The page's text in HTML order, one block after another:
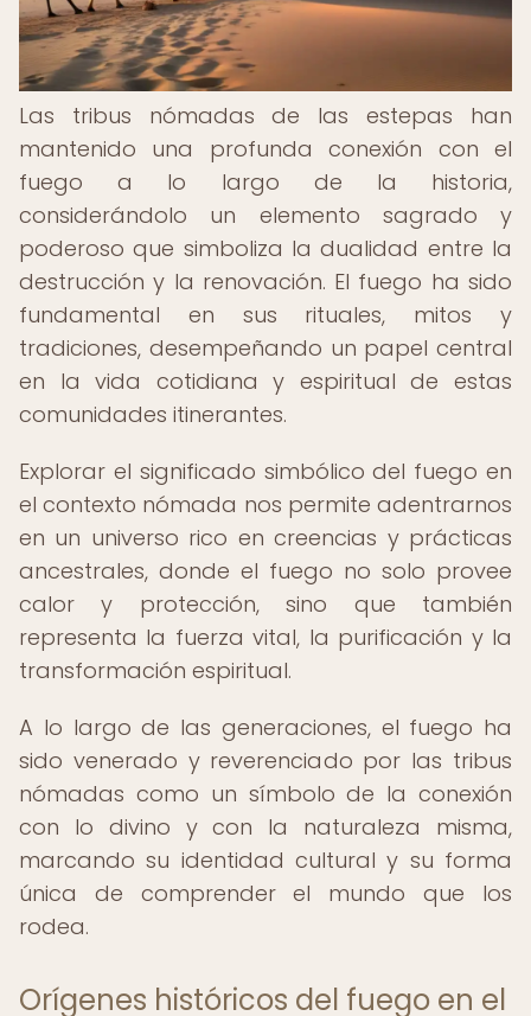
Las tribus nómadas de las estepas han
mantenido una profunda conexión con el
fuego a lo largo de la historia,
considerándolo un elemento sagrado y
poderoso que simboliza la dualidad entre la
destrucción y la renovación. El fuego ha sido
fundamental en sus rituales, mitos y
tradiciones, desempeñando un papel central
en la vida cotidiana y espiritual de estas
comunidades itinerantes.
Explorar el significado simbólico del fuego en
el contexto nómada nos permite adentrarnos
en un universo rico en creencias y prácticas
ancestrales, donde el fuego no solo provee
calor y protección, sino que también
representa la fuerza vital, la purificación y la
transformación espiritual.
A lo largo de las generaciones, el fuego ha
sido venerado y reverenciado por las tribus
nómadas como un símbolo de la conexión
con lo divino y con la naturaleza misma,
marcando su identidad cultural y su forma
única de comprender el mundo que los
rodea.
Orígenes históricos del fuego en el